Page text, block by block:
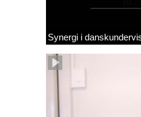
Synergi i